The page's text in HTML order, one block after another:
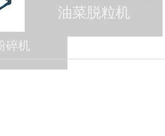
碎机
油菜脱粒机